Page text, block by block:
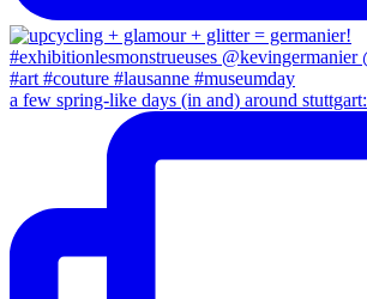
a few spring-like days (in and) around stuttgart: